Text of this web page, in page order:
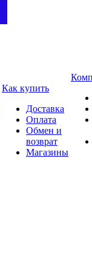
Как купить
Доставка
Оплата
Обмен и
возврат
Магазины